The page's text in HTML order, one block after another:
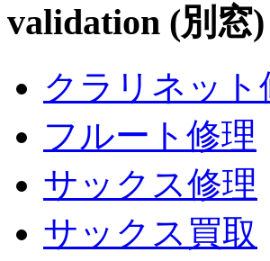
validation (別窓)
クラリネット
フルート修理
サックス修理
サックス買取